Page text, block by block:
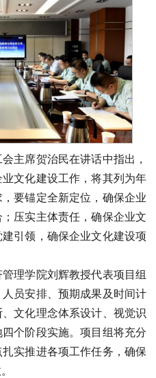
主席贺治民在讲话中指出，
文化建设工作，将其列为年
要锚定全新定位，确保企业
压实主体责任，确保企业文
引领，确保企业文化建设项
理学院刘辉教授代表项目组
员安排、预期成果及时间计
文化理念体系设计、视觉识
个阶段实施。项目组将充分
实推进各项工作任务，确保